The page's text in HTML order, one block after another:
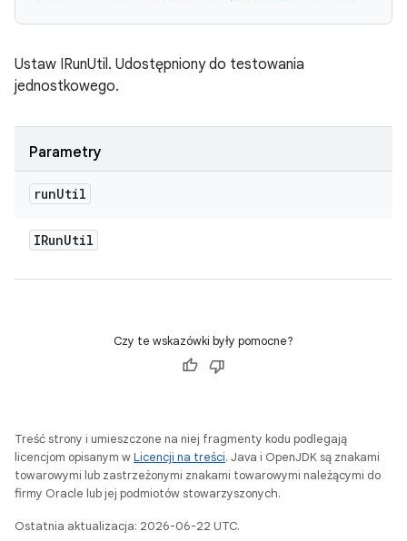
Ustaw IRunUtil. Udostępniony do testowania
jednostkowego.
Parametry
runUtil
IRunUtil
Czy te wskazówki były pomocne?
Treść strony i umieszczone na niej fragmenty kodu podlegają
licencjom opisanym wLicencji na treści. Java i OpenJDK są znakami
towarowymi lub zastrzeżonymi znakami towarowymi należącymi do
firmy Oracle lub jej podmiotów stowarzyszonych.
Ostatnia aktualizacja: 2026-06-22 UTC.